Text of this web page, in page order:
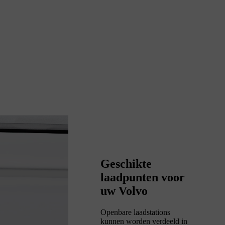
Geschikte
laadpunten voor
uw Volvo
Openbare laadstations
kunnen worden verdeeld in